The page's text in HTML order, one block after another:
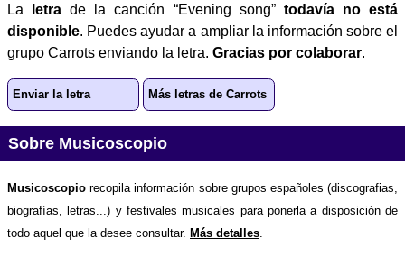
La letra de la canción “Evening song” todavía no está
disponible. Puedes ayudar a ampliar la información sobre el
grupo Carrots enviando la letra. Gracias por colaborar.
Enviar la letra Más letras de Carrots
Sobre Musicoscopio
Musicoscopio recopila información sobre grupos españoles (discografias,
biografías, letras...) y festivales musicales para ponerla a disposición de
todo aquel que la desee consultar. Más detalles